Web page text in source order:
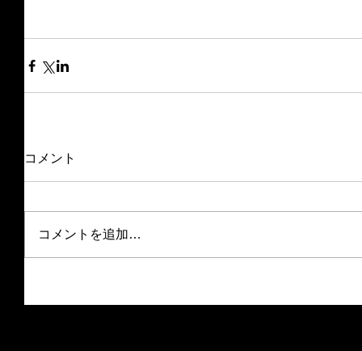
コメント
コメントを追加…